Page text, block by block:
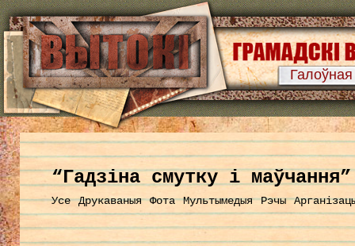
Галоўная
“Гадзіна смутку і маўчання”
Усе Друкаваныя Фота Мультымедыя Рэчы